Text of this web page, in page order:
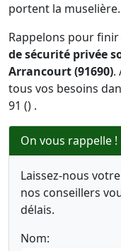
portent la muselière.
Rappelons pour
de sécurité privée
Arrancourt (91690).
tous vos besoins
91 () .
On vous rappelle !
Laissez-nous
nos conseillers
délais.
Nom: